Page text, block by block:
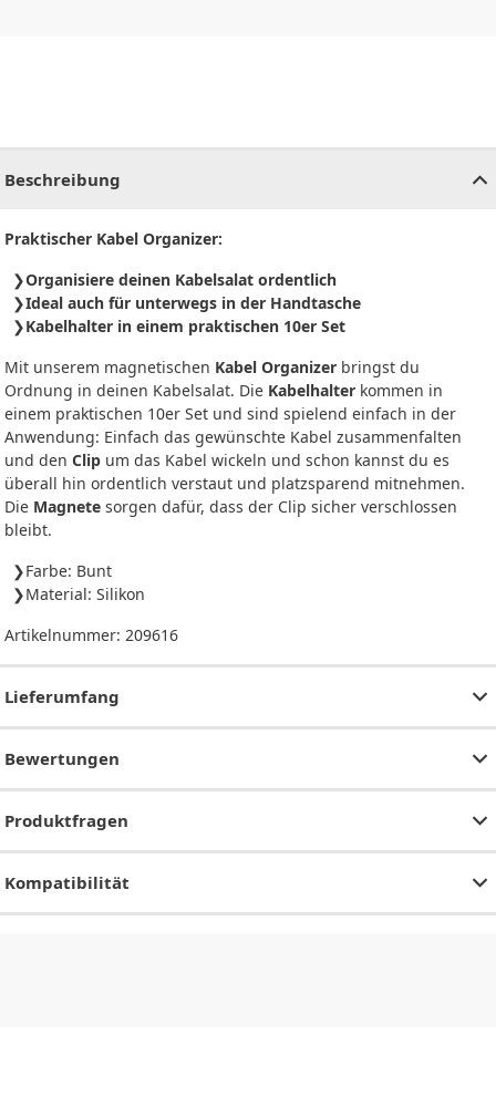
Beschreibung
Praktischer Kabel Organizer:
Organisiere deinen Kabelsalat ordentlich
Ideal auch für unterwegs in der Handtasche
Kabelhalter in einem praktischen 10er Set
Mit unserem magnetischen Kabel Organizer bringst du
Ordnung in deinen Kabelsalat. Die Kabelhalter kommen in
einem praktischen 10er Set und sind spielend einfach in der
Anwendung: Einfach das gewünschte Kabel zusammenfalten
und den Clip um das Kabel wickeln und schon kannst du es
überall hin ordentlich verstaut und platzsparend mitnehmen.
Die Magnete sorgen dafür, dass der Clip sicher verschlossen
bleibt.
Farbe: Bunt
Material: Silikon
Artikelnummer: 209616
Lieferumfang
Bewertungen
Produktfragen
Kompatibilität